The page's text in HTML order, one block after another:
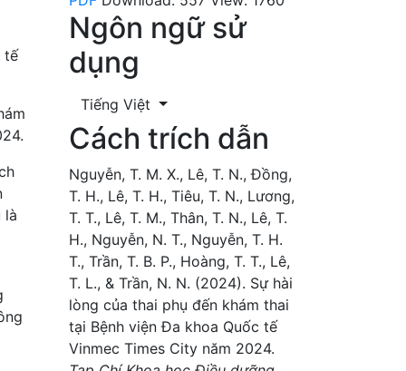
Ngôn ngữ sử
dụng
Tiếng Việt
Cách trích dẫn
Nguyễn, T. M. X., Lê, T. N., Đồng,
T. H., Lê, T. H., Tiêu, T. N., Lương,
T. T., Lê, T. M., Thân, T. N., Lê, T.
H., Nguyễn, N. T., Nguyễn, T. H.
T., Trần, T. B. P., Hoàng, T. T., Lê,
T. L., & Trần, N. N. (2024). Sự hài
lòng của thai phụ đến khám thai
tại Bệnh viện Đa khoa Quốc tế
Vinmec Times City năm 2024.
tế
là